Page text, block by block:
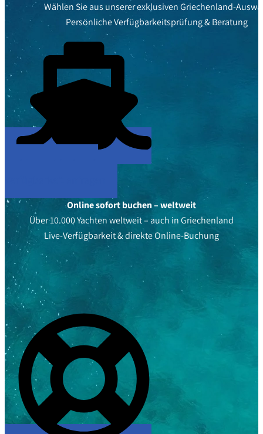
Wählen Sie aus unserer exklusiven Griechenland-
Persönliche Verfügbarkeitsprüfung & Beratung
Online sofort buchen – weltweit
Über 10.000 Yachten weltweit – auch in Griechenland
Live-Verfügbarkeit & direkte Online-Buchung